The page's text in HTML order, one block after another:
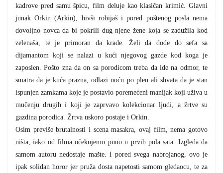
kadrove pred samu špicu, film deluje kao klasičan krimić. Glavni
junak Orkin (Arkin), bivši robijaš i pored poštenog posla nema
dovoljno novca da bi pokrili dug njene žene koja se zadužila kod
zelenaša, te je primoran da krade. Želi da dođe do sefa sa
dijamantom koji se nalazi u kući njegovog gazde kod koga je
zaposlen. Pošto zna da on sa porodicom treba da ide na odmor, te
smatra da je kuća prazna, odlazi noću po plen ali shvata da je stan
ispunjen zamkama koje je postavio poremećeni manijak koji uživa u
mučenju drugih i koji je zaprvavo kolekcionar ljudi, a žrtve su
gazdina porodica. Žrtva uskoro postaje i Orkin.
Osim previše brutalnosti i scena masakra, ovaj film, nema gotovo
ništa, iako od filma očekujemo puno u prvih pola sata. Izgleda da
samom autoru nedostaje mašte. I pored svega nabrojanog, ovo je
ipak solidan horor jer pruža dosta napetosti samom gledaocu, te za